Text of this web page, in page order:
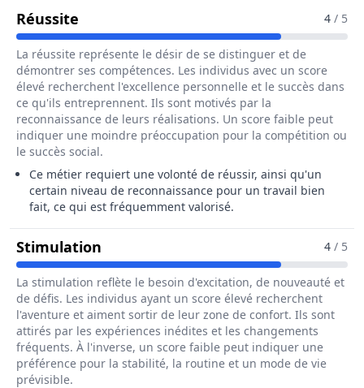
Réussite Pour Le Métier De Hôte / Hôtesse De
4 / 5
La réussite représente le désir de se distinguer et de
démontrer ses compétences. Les individus avec un score
élevé recherchent l'excellence personnelle et le succès dans
ce qu'ils entreprennent. Ils sont motivés par la
reconnaissance de leurs réalisations. Un score faible peut
indiquer une moindre préoccupation pour la compétition ou
le succès social.
Ce métier requiert une volonté de réussir, ainsi qu'un
certain niveau de reconnaissance pour un travail bien
fait, ce qui est fréquemment valorisé.
Stimulation Pour Le Métier De Hôte / Hôtesse
4 / 5
La stimulation reflète le besoin d'excitation, de nouveauté et
de défis. Les individus ayant un score élevé recherchent
l'aventure et aiment sortir de leur zone de confort. Ils sont
attirés par les expériences inédites et les changements
fréquents. À l'inverse, un score faible peut indiquer une
préférence pour la stabilité, la routine et un mode de vie
prévisible.